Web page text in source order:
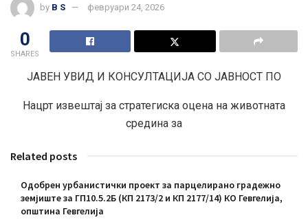
by B S февруари 24, 2026
0
SHARES
ЈАВЕН УВИД И КОНСУЛТАЦИЈА СО ЈАВНОСТ ПО
Нацрт извештај за стратегиска оцена на животната
средина за
Related posts
Одобрен урбанистички проект за парцелирано градежно
земјиште за ГП10.5.2Б (КП 2173/2 и КП 2177/14) КО Гевгелија,
општина Гевгелија